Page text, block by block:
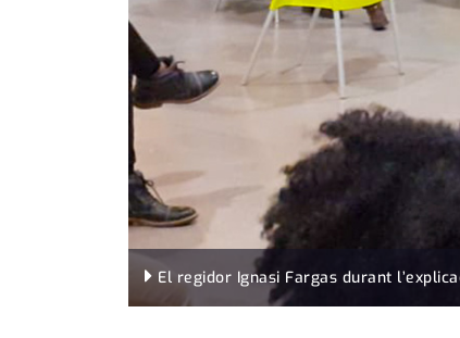
El regidor Ignasi Fargas durant